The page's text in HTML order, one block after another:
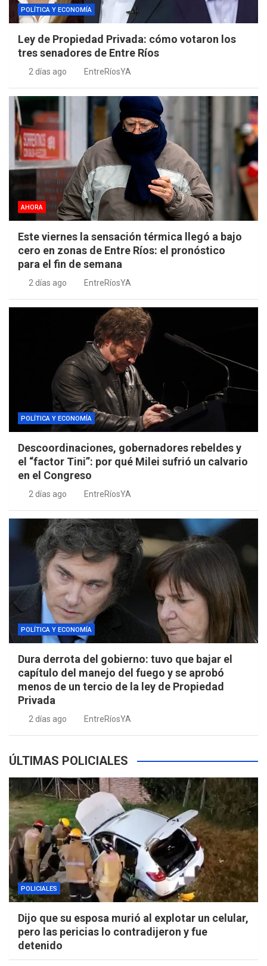
POLÍTICA Y ECONOMÍA
Ley de Propiedad Privada: cómo votaron los
tres senadores de Entre Ríos
2 días ago EntreRíosYA
AHORA
Este viernes la sensación térmica llegó a bajo
cero en zonas de Entre Ríos: el pronóstico
para el fin de semana
2 días ago EntreRíosYA
POLÍTICA Y ECONOMÍA
Descoordinaciones, gobernadores rebeldes y
el “factor Tini”: por qué Milei sufrió un calvario
en el Congreso
2 días ago EntreRíosYA
POLÍTICA Y ECONOMÍA
Dura derrota del gobierno: tuvo que bajar el
capítulo del manejo del fuego y se aprobó
menos de un tercio de la ley de Propiedad
Privada
2 días ago EntreRíosYA
ÚLTIMAS POLICIALES
POLICIALES
Dijo que su esposa murió al explotar un celular,
pero las pericias lo contradijeron y fue
detenido